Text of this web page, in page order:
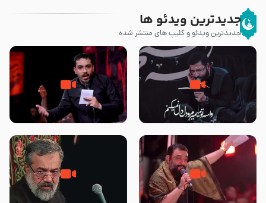
جدیدترین ویدئو ها
جدیدترین ویدئو و کلیپ های منتشر شده
مصداق کربلا – حاج حسین سیب
سرخی
شور ، حسینا! به‌ حق زهرا «أُنْظُرْ
إِلَینا» – عزاداری شب هفتم ماه
جانا جانا ابی عبدالله – کربلایی جواد
مادر منم مثل تو خمیدم – حاج